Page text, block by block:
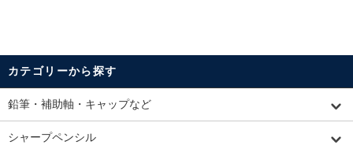
カテゴリーから探す
鉛筆・補助軸・キャップなど
シャープペンシル